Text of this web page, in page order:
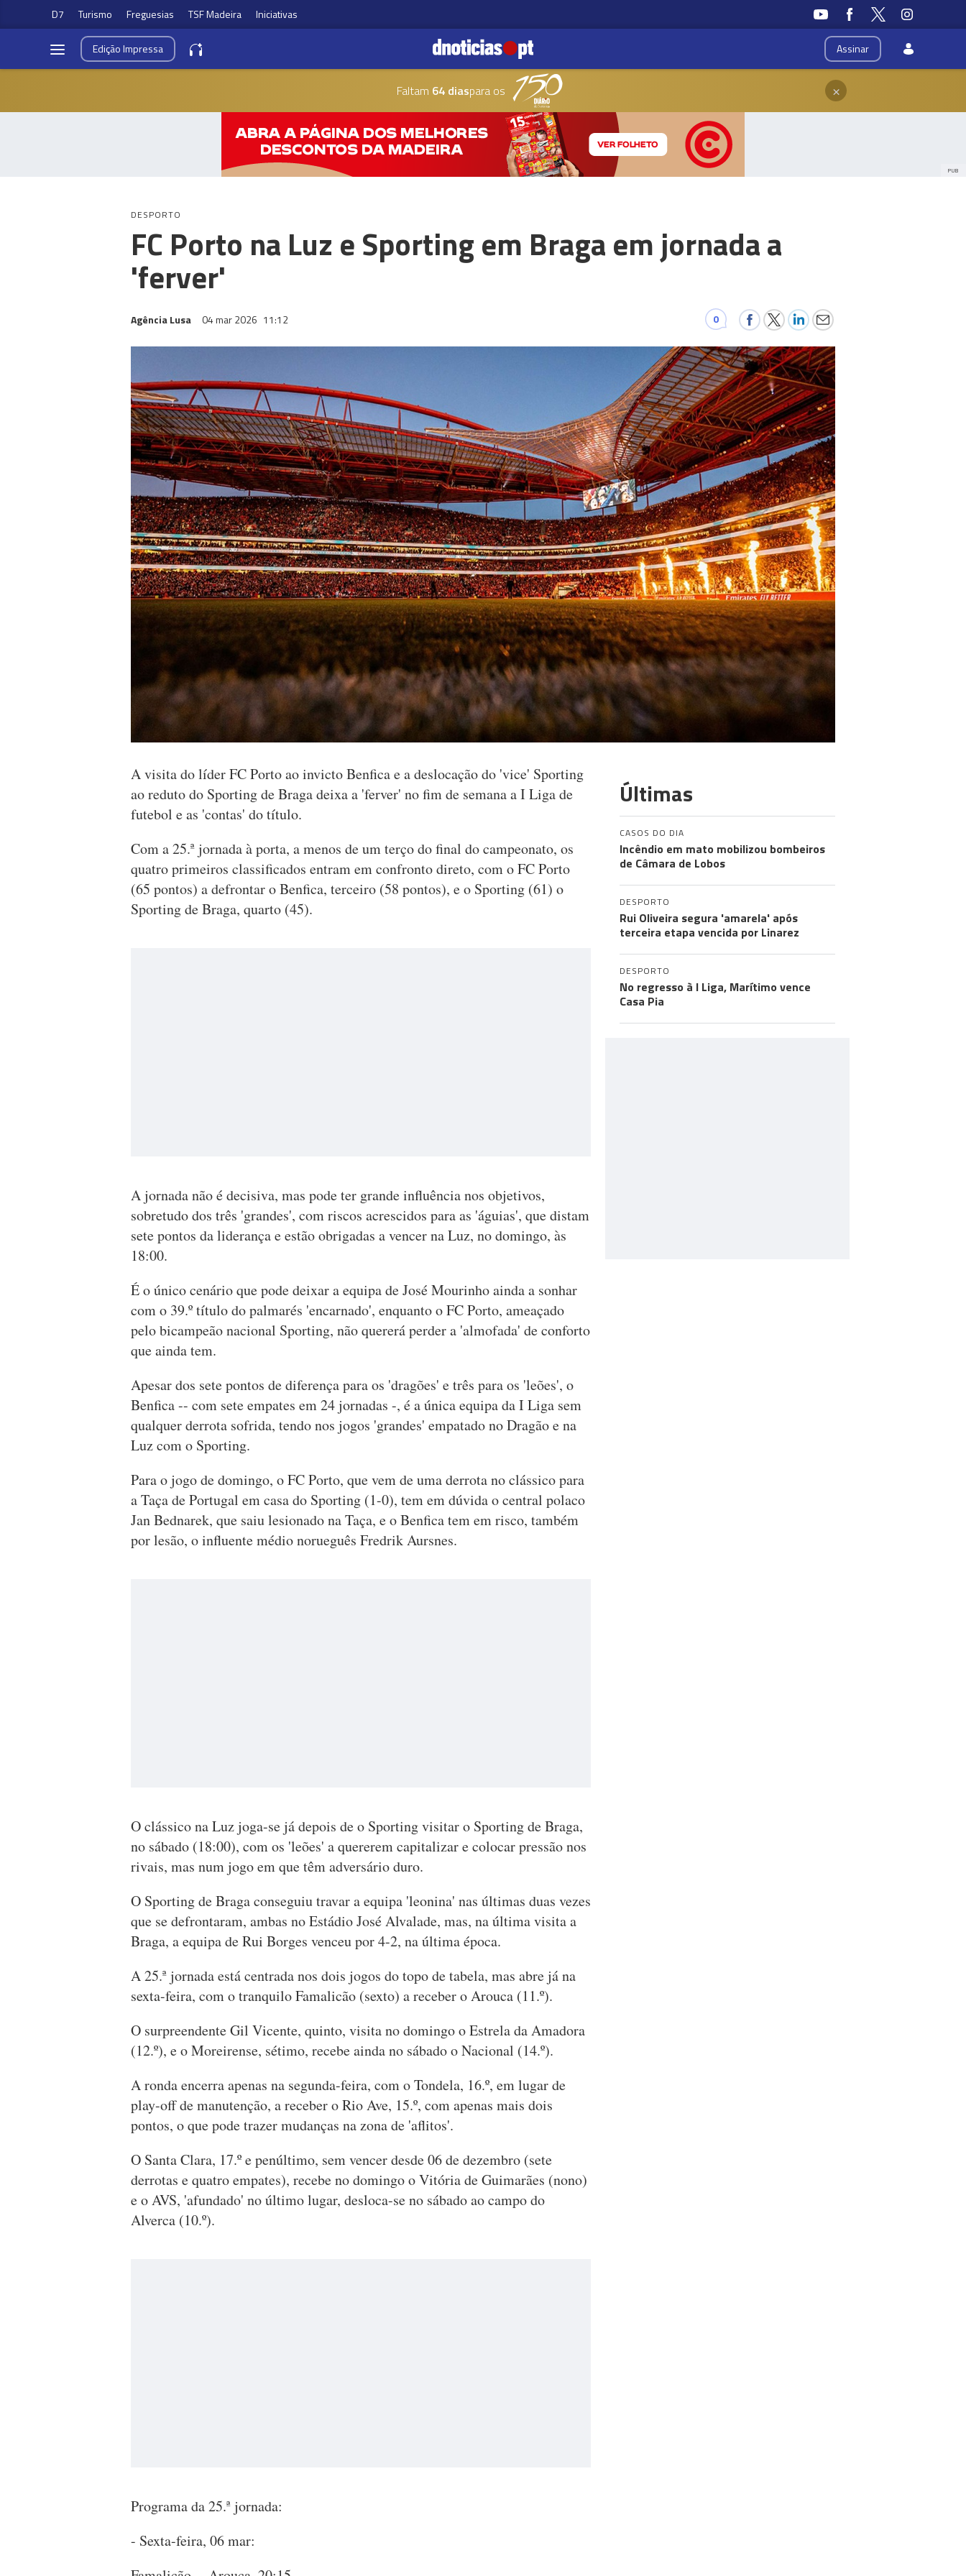
D7 Turismo Freguesias TSF Madeira Iniciativas
Assinar
EdiçãoImpressa
Faltam 64 diaspara os ×
PUB
DESPORTO
FC Porto na Luz e Sporting em Braga em jornada a
'ferver'
Agência Lusa 04 mar 2026 11:12 0
A visita do líder FC Porto ao invicto Benfica e a deslocação do 'vice' Sporting
ao reduto do Sporting de Braga deixa a 'ferver' no fim de semana a I Liga de
futebol e as 'contas' do título.
Com a 25.ª jornada à porta, a menos de um terço do final do campeonato, os
quatro primeiros classificados entram em confronto direto, com o FC Porto
(65 pontos) a defrontar o Benfica, terceiro (58 pontos), e o Sporting (61) o
Sporting de Braga, quarto (45).
A jornada não é decisiva, mas pode ter grande influência nos objetivos,
sobretudo dos três 'grandes', com riscos acrescidos para as 'águias', que distam
sete pontos da liderança e estão obrigadas a vencer na Luz, no domingo, às
18:00.
É o único cenário que pode deixar a equipa de José Mourinho ainda a sonhar
com o 39.º título do palmarés 'encarnado', enquanto o FC Porto, ameaçado
pelo bicampeão nacional Sporting, não quererá perder a 'almofada' de conforto
que ainda tem.
Apesar dos sete pontos de diferença para os 'dragões' e três para os 'leões', o
Benfica -- com sete empates em 24 jornadas -, é a única equipa da I Liga sem
qualquer derrota sofrida, tendo nos jogos 'grandes' empatado no Dragão e na
Luz com o Sporting.
Para o jogo de domingo, o FC Porto, que vem de uma derrota no clássico para
a Taça de Portugal em casa do Sporting (1-0), tem em dúvida o central polaco
Jan Bednarek, que saiu lesionado na Taça, e o Benfica tem em risco, também
por lesão, o influente médio norueguês Fredrik Aursnes.
O clássico na Luz joga-se já depois de o Sporting visitar o Sporting de Braga,
no sábado (18:00), com os 'leões' a quererem capitalizar e colocar pressão nos
rivais, mas num jogo em que têm adversário duro.
O Sporting de Braga conseguiu travar a equipa 'leonina' nas últimas duas vezes
que se defrontaram, ambas no Estádio José Alvalade, mas, na última visita a
Braga, a equipa de Rui Borges venceu por 4-2, na última época.
A 25.ª jornada está centrada nos dois jogos do topo de tabela, mas abre já na
sexta-feira, com o tranquilo Famalicão (sexto) a receber o Arouca (11.º).
O surpreendente Gil Vicente, quinto, visita no domingo o Estrela da Amadora
(12.º), e o Moreirense, sétimo, recebe ainda no sábado o Nacional (14.º).
A ronda encerra apenas na segunda-feira, com o Tondela, 16.º, em lugar de
play-off de manutenção, a receber o Rio Ave, 15.º, com apenas mais dois
pontos, o que pode trazer mudanças na zona de 'aflitos'.
O Santa Clara, 17.º e penúltimo, sem vencer desde 06 de dezembro (sete
derrotas e quatro empates), recebe no domingo o Vitória de Guimarães (nono)
e o AVS, 'afundado' no último lugar, desloca-se no sábado ao campo do
Alverca (10.º).
Programa da 25.ª jornada:
- Sexta-feira, 06 mar:
Últimas
CASOS DO DIA
Incêndio em mato mobilizou bombeiros
de Câmara de Lobos
DESPORTO
Rui Oliveira segura 'amarela' após
terceira etapa vencida por Linarez
DESPORTO
No regresso à I Liga, Marítimo vence
Casa Pia